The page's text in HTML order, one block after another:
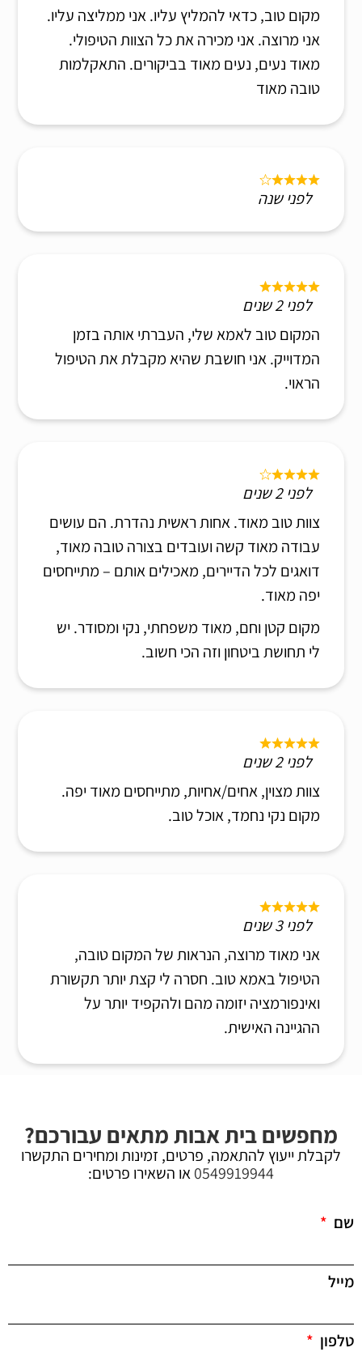
מקום טוב, כדאי להמליץ עליו. אני ממליצה עליו.
אני מרוצה. אני מכירה את כל הצוות הטיפולי.
מאוד נעים, נעים מאוד בביקורים. התאקלמות
טובה מאוד
לפני שנה
לפני 2 שנים
המקום טוב לאמא שלי, העברתי אותה בזמן
המדוייק. אני חושבת שהיא מקבלת את הטיפול
הראוי.
לפני 2 שנים
צוות טוב מאוד. אחות ראשית נהדרת. הם עושים
עבודה מאוד קשה ועובדים בצורה טובה מאוד,
דואגים לכל הדיירים, מאכילים אותם – מתייחסים
יפה מאוד.
מקום קטן וחם, מאוד משפחתי, נקי ומסודר. יש
לי תחושת ביטחון וזה הכי חשוב.
לפני 2 שנים
צוות מצוין, אחים/אחיות, מתייחסים מאוד יפה.
מקום נקי נחמד, אוכל טוב.
לפני 3 שנים
אני מאוד מרוצה, הנראות של המקום טובה,
הטיפול באמא טוב. חסרה לי קצת יותר תקשורת
ואינפורמציה יזומה מהם ולהקפיד יותר על
ההגיינה האישית.
מחפשים בית אבות מתאים עבורכם?
לקבלת ייעוץ להתאמה, פרטים, זמינות ומחירים התקשרו
0549919944או השאירו פרטים:
שם
מייל
טלפון